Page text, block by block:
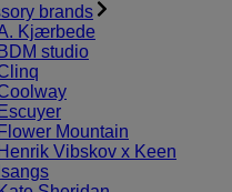
brands
Kjærbede
BDM studio
Escuyer
Flower Mountain
Henrik Vibskov x Keen
Isangs